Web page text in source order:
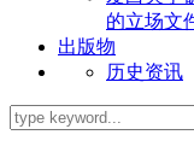
的立场文
出版物
历史资讯